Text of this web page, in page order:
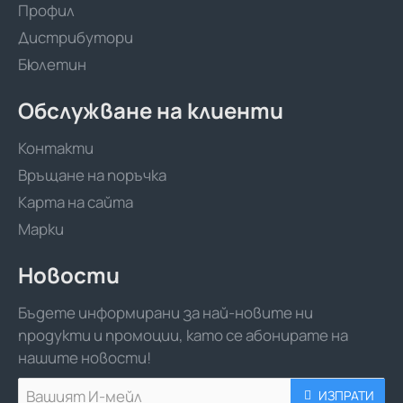
Профил
Дистрибутори
Бюлетин
Обслужване на клиенти
Контакти
Връщане на поръчка
Карта на сайта
Марки
Новости
Бъдете информирани за най-новите ни
продукти и промоции, като се абонирате на
нашите новости!
ИЗПРАТИ